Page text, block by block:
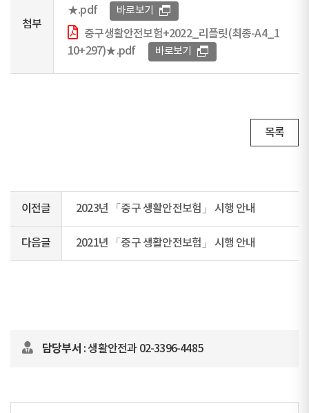
첨부
★.pdf
바로보기
중구생활안전보험+2022_리플릿(최종-A4_1
10+297)★.pdf
바로보기
목록
이전글 2023년 「중구 생활안전보험」 시행 안내
다음글 2021년 「중구 생활안전보험」 시행 안내
담당부서 : 생활안전과 02-3396-4485